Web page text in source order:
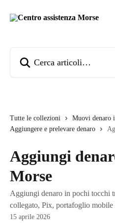
Tutte le collezioni
Muovi denaro
Aggiungere e prelevare denaro
Aggiungi
Morse
Aggiungi denaro in pochi tocchi
collegato, Pix, portafoglio mobile
15 aprile 2026